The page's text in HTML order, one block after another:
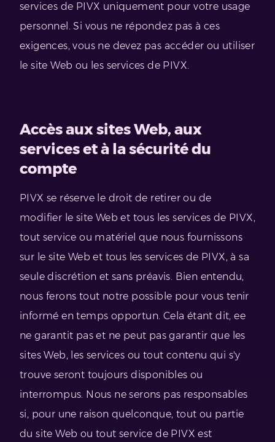
services de PIVX uniquement pour votre usage
personnel. Si vous ne répondez pas à ces
exigences, vous ne devez pas accéder ou utiliser
le site Web ou les services de PIVX.
Accès aux sites Web, aux
services et à la sécurité du
compte
PIVX se réserve le droit de retirer ou de
modifier le site Web et tous les services de PIVX,
tout service ou matériel que nous fournissons
sur le site Web et tous les services de PIVX, à sa
seule discrétion et sans préavis. Bien entendu,
nous ferons tout notre possible pour vous tenir
informé en temps opportun. Cela étant dit, ee
ne garantit pas et ne peut pas garantir que les
sites Web, les services ou tout contenu qui s'y
trouve seront toujours disponibles ou
interrompus. Nous ne serons pas responsables
si, pour une raison quelconque, tout ou partie
du site Web ou tout service de PIVX est